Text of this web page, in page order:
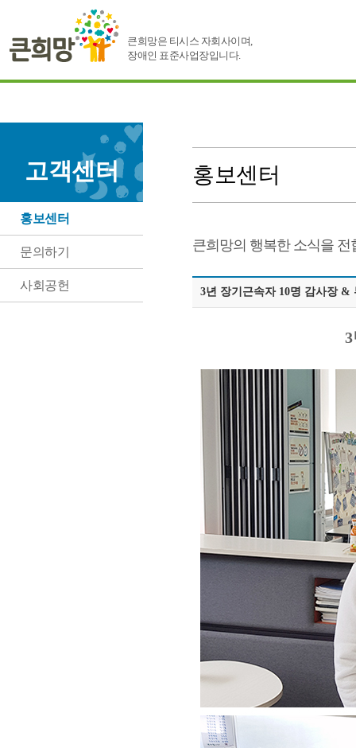
큰희망은 티시스 자회사이며,
장애인 표준사업장입니다.
고객센터
홍보센터
문의하기
사회공헌
홍보센터
큰희망의 행복한 소식을 전
3년 장기근속자 10명 감사장 &